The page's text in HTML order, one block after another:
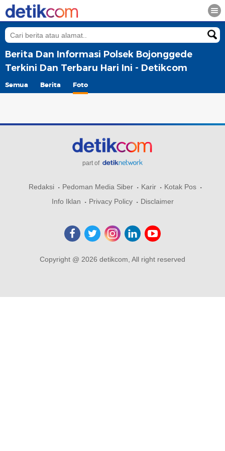
Berita Dan Informasi Polsek Bojonggede
Terkini Dan Terbaru Hari Ini - Detikcom
Semua Berita Foto
part of
Redaksi Pedoman Media Siber Karir
Kotak Pos
Info Iklan
Privacy Policy Disclaimer
Copyright @ 2026 detikcom, All right reserved